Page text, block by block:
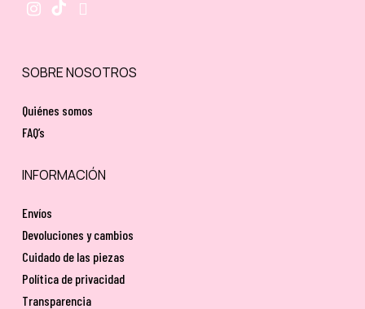
SOBRE NOSOTROS
Quiénes somos
FAQ’s
INFORMACIÓN
Envíos
Devoluciones y cambios
Cuidado de las piezas
Política de privacidad
Transparencia